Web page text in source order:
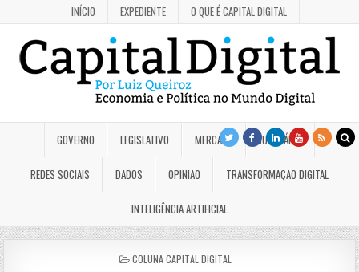
INÍCIO EXPEDIENTE O QUE É CAPITAL DIGITAL
GOVERNO LEGISLATIVO MERCADO JUDICIÁRIO
REDES SOCIAIS DADOS OPINIÃO TRANSFORMAÇÃO DIGITAL
INTELIGÊNCIA ARTIFICIAL
POSTED
COLUNA CAPITAL DIGITAL